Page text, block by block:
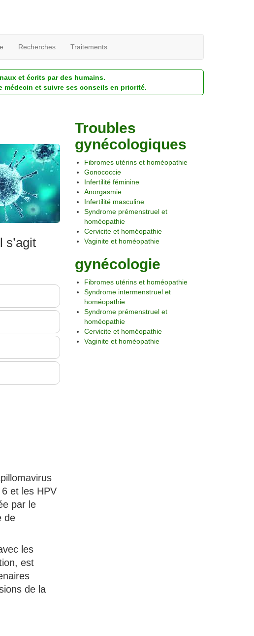
Recherches Traitements
et écrits par des humains.
médecin et suivre ses conseils en priorité.
et les HPV
par le
de
les
est
de la
Troubles
gynécologiques
Fibromes utérins et homéopathie
Gonococcie
Infertilité féminine
Anorgasmie
Infertilité masculine
Syndrome prémenstruel et
homéopathie
Cervicite et homéopathie
Vaginite et homéopathie
gynécologie
Fibromes utérins et homéopathie
Syndrome intermenstruel et
homéopathie
Syndrome prémenstruel et
homéopathie
Cervicite et homéopathie
Vaginite et homéopathie